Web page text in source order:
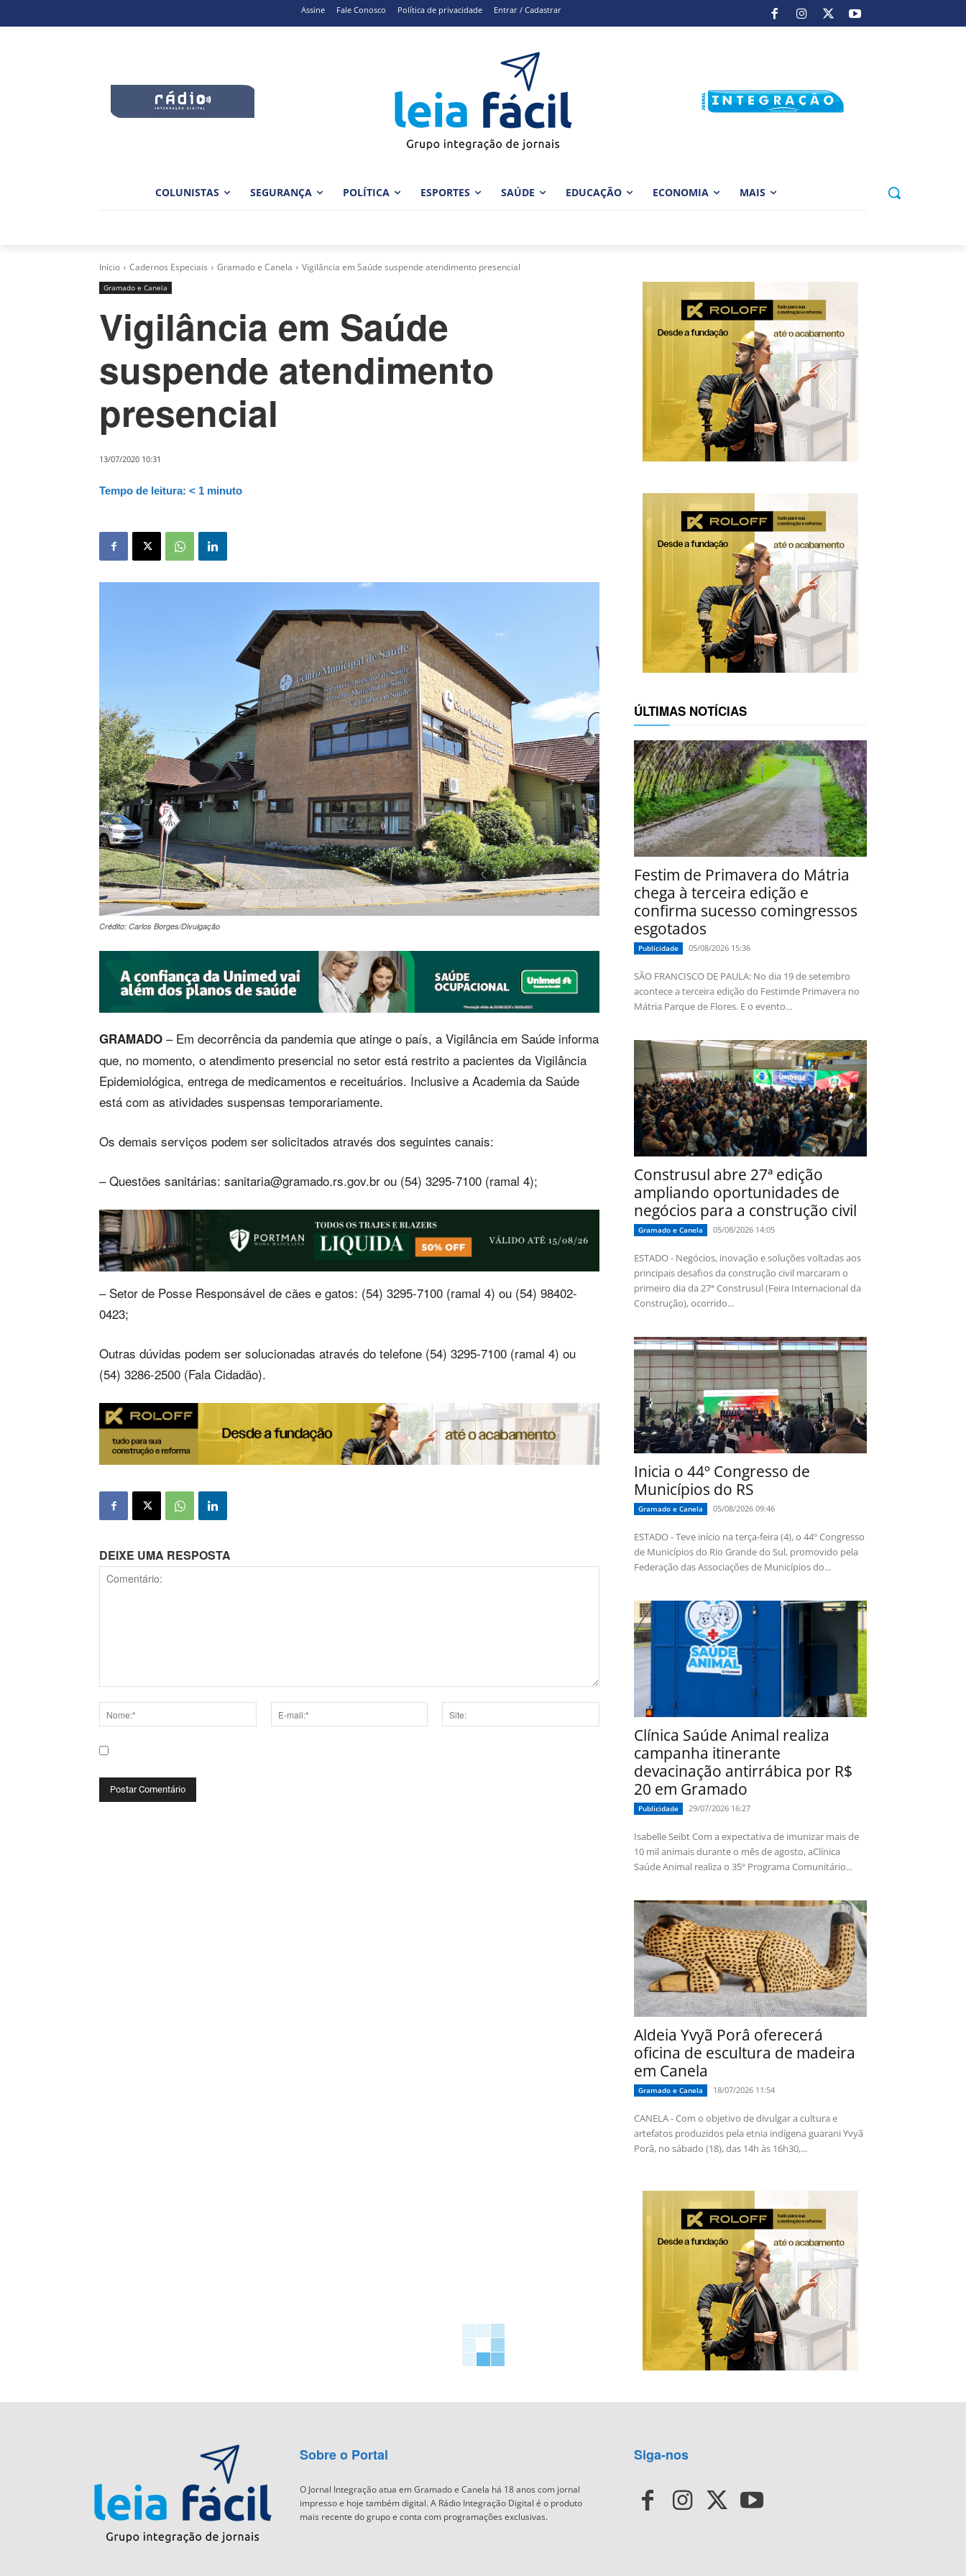
Assine Fale Conosco Política de privacidade Entrar / Cadastrar
COLUNISTAS SEGURANÇA POLÍTICA ESPORTES SAÚDE EDUCAÇÃO ECONOMIA MAIS
Início Cadernos Especiais Gramado e Canela Vigilância em Saúde suspende atendimento presencial
Gramado e Canela
Vigilância em Saúde
suspende atendimento
presencial
13/07/2020 10:31
Tempo de leitura: < 1 minuto
Crédito: Carlos Borges/Divulgação
GRAMADO – Em decorrência da pandemia que atinge o país, a Vigilância em Saúde informa
que, no momento, o atendimento presencial no setor está restrito a pacientes da Vigilância
Epidemiológica, entrega de medicamentos e receituários. Inclusive a Academia da Saúde
está com as atividades suspensas temporariamente.
Os demais serviços podem ser solicitados através dos seguintes canais:
– Questões sanitárias: sanitaria@gramado.rs.gov.br ou (54) 3295-7100 (ramal 4);
– Setor de Posse Responsável de cães e gatos: (54) 3295-7100 (ramal 4) ou (54) 98402-
0423;
Outras dúvidas podem ser solucionadas através do telefone (54) 3295-7100 (ramal 4) ou
(54) 3286-2500 (Fala Cidadão).
DEIXE UMA RESPOSTA
ÚLTIMAS NOTÍCIAS
Festim de Primavera do Mátria
chega à terceira edição e
confirma sucesso comingressos
esgotados
Publicidade 05/08/2026 15:36
SÃO FRANCISCO DE PAULA: No dia 19 de setembro
acontece a terceira edição do Festimde Primavera no
Mátria Parque de Flores. E o evento...
Construsul abre 27ª edição
ampliando oportunidades de
negócios para a construção civil
Gramado e Canela 05/08/2026 14:05
ESTADO - Negócios, inovação e soluções voltadas aos
principais desafios da construção civil marcaram o
primeiro dia da 27ª Construsul (Feira Internacional da
Construção), ocorrido...
Inicia o 44º Congresso de
Municípios do RS
Gramado e Canela 05/08/2026 09:46
ESTADO - Teve início na terça-feira (4), o 44º Congresso
de Municípios do Rio Grande do Sul, promovido pela
Federação das Associações de Municípios do...
Clínica Saúde Animal realiza
campanha itinerante
devacinação antirrábica por R$
20 em Gramado
Publicidade 29/07/2026 16:27
Isabelle Seibt Com a expectativa de imunizar mais de
10 mil animais durante o mês de agosto, aClínica
Saúde Animal realiza o 35º Programa Comunitário...
Aldeia Yvyã Porâ oferecerá
oficina de escultura de madeira
em Canela
Gramado e Canela 18/07/2026 11:54
CANELA - Com o objetivo de divulgar a cultura e
artefatos produzidos pela etnia indígena guarani Yvyã
Porâ, no sábado (18), das 14h às 16h30,...
Sobre o Portal
O Jornal Integração atua em Gramado e Canela há 18 anos com jornal
impresso e hoje também digital. A Rádio Integração Digital é o produto
mais recente do grupo e conta com programações exclusivas.
Siga-nos